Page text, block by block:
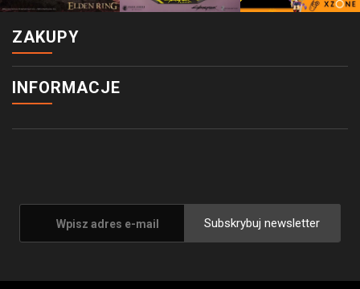
ZAKUPY
INFORMACJE
Subskrybuj newsletter